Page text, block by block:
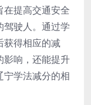
在提高交通安全
驾驶人。通过学
获得相应的减
影响，还能提升
宁学法减分的相